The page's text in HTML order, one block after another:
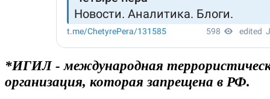
*ИГИЛ - международная
организация, которая запрещена в РФ.